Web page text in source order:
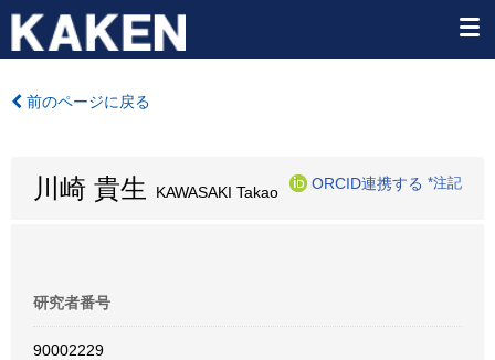
前のページに戻る
川崎 貴生 KAWASAKI Takao
ORCID連携する *注記
研究者番号
90002229